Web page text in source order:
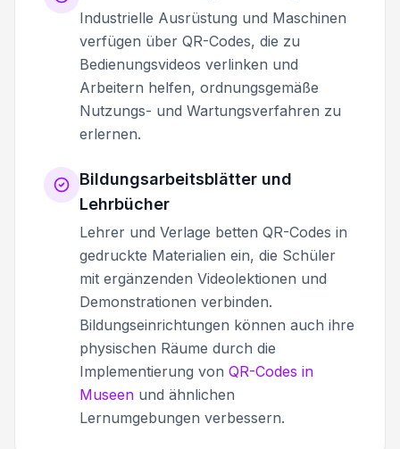
Industrielle Ausrüstung und Maschinen
verfügen über QR-Codes, die zu
Bedienungsvideos verlinken und
Arbeitern helfen, ordnungsgemäße
Nutzungs- und Wartungsverfahren zu
erlernen.
Bildungsarbeitsblätter und
Lehrbücher
Lehrer und Verlage betten QR-Codes in
gedruckte Materialien ein, die Schüler
mit ergänzenden Videolektionen und
Demonstrationen verbinden.
Bildungseinrichtungen können auch ihre
physischen Räume durch die
Implementierung von QR-Codes in
Museen und ähnlichen
Lernumgebungen verbessern.